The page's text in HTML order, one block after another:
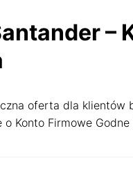
–
oferta dla klientów
Konto Firmowe